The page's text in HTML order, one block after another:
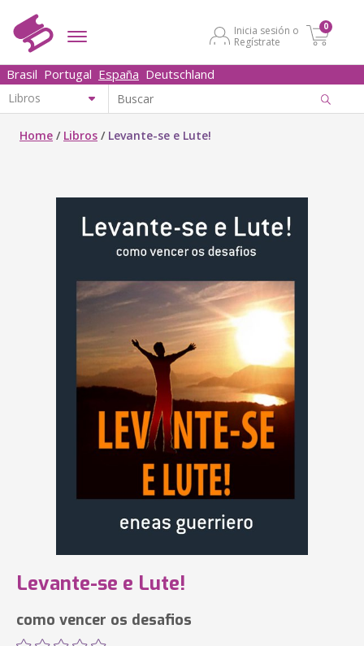
Inicia sesión o
Regístrate
0
Brasil Portugal España Deutschland
Home / Libros / Levante-se e Lute!
Levante-se e Lute!
como vencer os desafios